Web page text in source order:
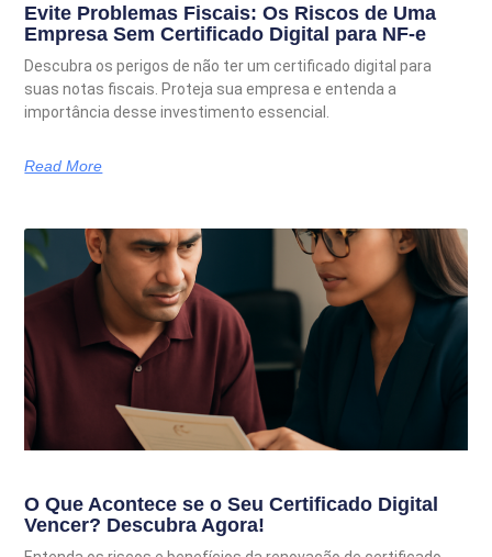
Evite Problemas Fiscais: Os Riscos de Uma
Empresa Sem Certificado Digital para NF-e
Descubra os perigos de não ter um certificado digital para
suas notas fiscais. Proteja sua empresa e entenda a
importância desse investimento essencial.
Read More
O Que Acontece se o Seu Certificado Digital
Vencer? Descubra Agora!